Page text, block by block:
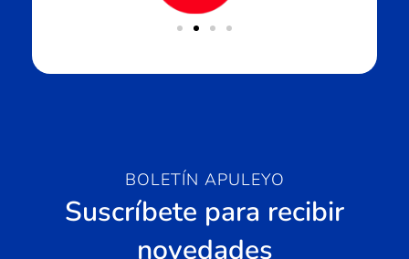
BOLETÍN APULEYO
Suscríbete para recibir
novedades